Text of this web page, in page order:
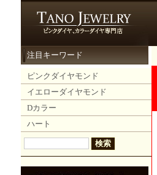
注目キーワード
ピンクダイヤモンド
イエローダイヤモンド
Dカラー
ハート